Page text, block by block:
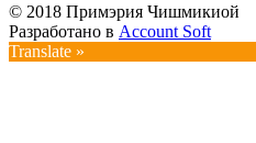
© 2018 Примэрия Чишмикиой
Разработано в Account Soft
Translate »